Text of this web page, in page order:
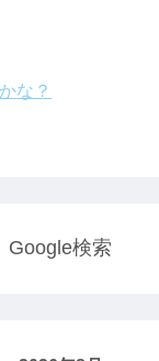
な？
Google検索